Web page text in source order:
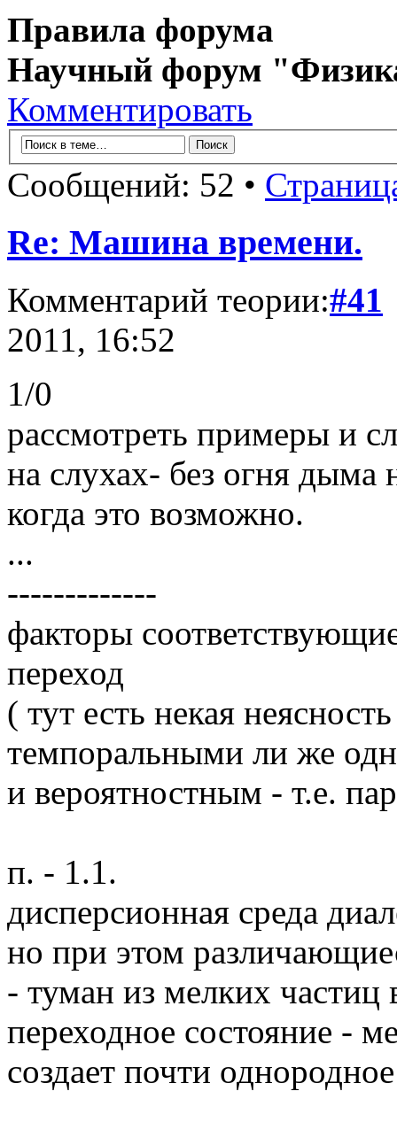
Правила форума
Научный форум
Комментировать
Сообщений: 52 •
Re: Машина времени.
Комментарий теории:#41
2011, 16:52
1/0
рассмотреть примеры и
на слухах- без огня дыма
когда это возможно.
...
-------------
факторы
переход
( тут есть некая
темпоральными ли же
и вероятностным - т.е.
п. - 1.1.
дисперсионная среда
но при этом
- туман из мелких частиц
переходное состояние -
создает почти